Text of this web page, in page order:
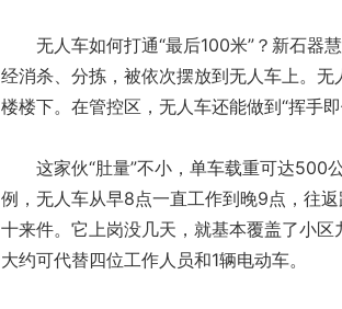
无人车如何打通“最后100米”？新石器慧
经消杀、分拣，被依次摆放到无人车上。
楼楼下。在管控区，无人车还能做到“挥手
这家伙“肚量”不小，单车载重可达500
例，无人车从早8点一直工作到晚9点，往
十来件。它上岗没几天，就基本覆盖了小
大约可代替四位工作人员和1辆电动车。